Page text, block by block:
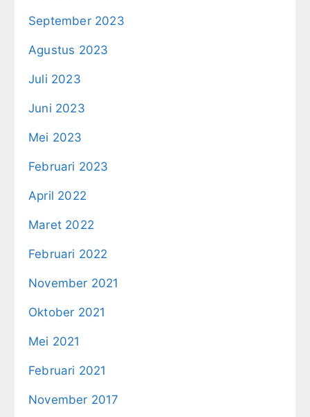
September 2023
Agustus 2023
Juli 2023
Juni 2023
Mei 2023
Februari 2023
April 2022
Maret 2022
Februari 2022
November 2021
Oktober 2021
Mei 2021
Februari 2021
November 2017